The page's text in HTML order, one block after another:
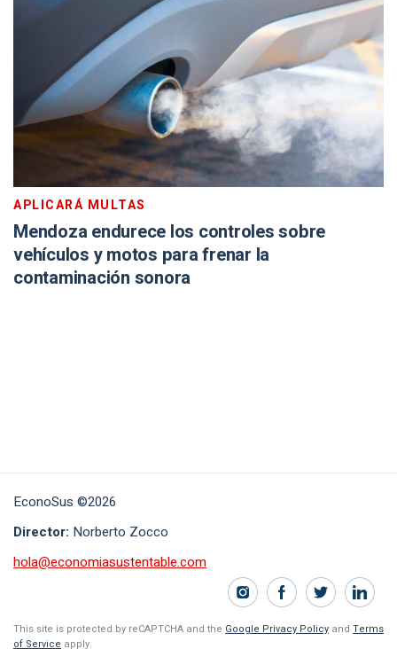
APLICARÁ MULTAS
Mendoza endurece los controles sobre
vehículos y motos para frenar la
contaminación sonora
EconoSus ©2026
Director: Norberto Zocco
hola@economiasustentable.com
This site is protected by reCAPTCHA and the Google Privacy Policy and Terms
of Service apply.